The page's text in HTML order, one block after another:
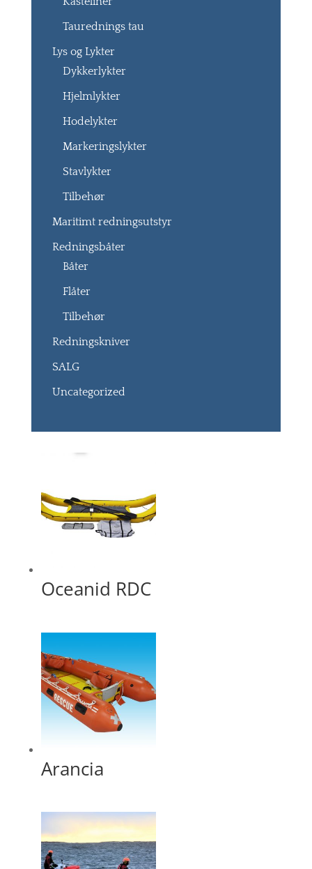
Taurednings tau
Lys og Lykter
Dykkerlykter
Hjelmlykter
Hodelykter
Markeringslykter
Stavlykter
Tilbehør
Maritimt redningsutstyr
Redningsbåter
Båter
Flåter
Tilbehør
Redningskniver
SALG
Uncategorized
Oceanid RDC
Arancia